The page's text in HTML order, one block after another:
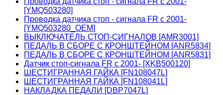
[YMQ503280]
Проводка датчика стоп - сигнала FR c 2001-
[YMQ503280_OEM]
ВЫКЛЮЧАТЕЛЬ СТОП-СИГНАЛОВ [AMR3001]
ПЕДАЛЬ В СБОРЕ С КРОНШТЕЙНОМ [ANR5834]
ПЕДАЛЬ В СБОРЕ С КРОНШТЕЙНОМ [ANR5831]
Датчик стоп-сигнала FR c 2001- [XKB500120]
ШЕСТИГРАННАЯ ГАЙКА [FN108047L]
ШЕСТИГРАННАЯ ГАЙКА [FN108041L]
НАКЛАДКА ПЕДАЛИ [DBP7047L]